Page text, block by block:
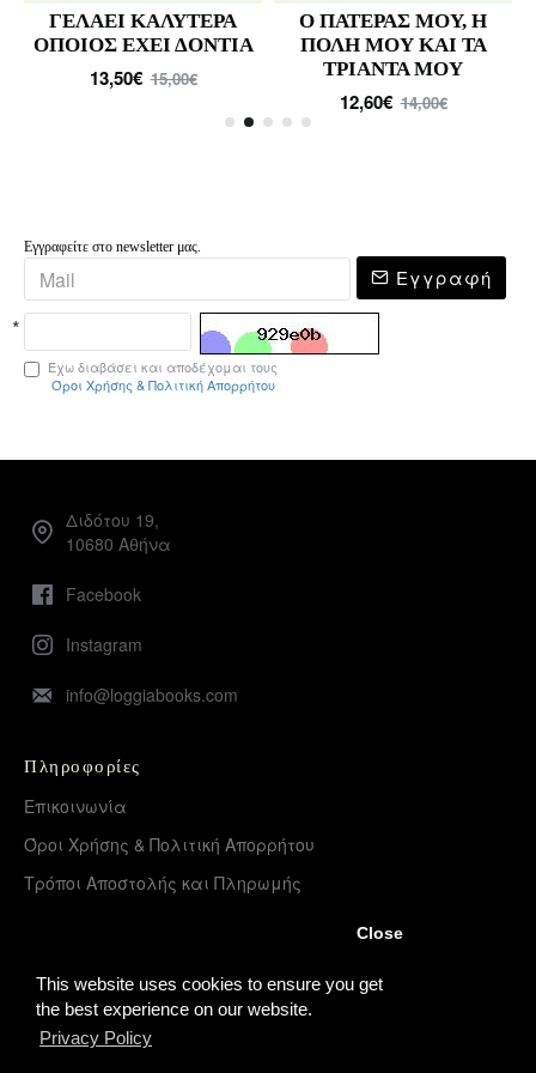
This website uses cookies to ensure you get
the best experience on our website.
Privacy Policy
Close
ΓΕΛΑΕΙ ΚΑΛΥΤΕΡΑ
ΟΠΟΙΟΣ ΕΧΕΙ ΔΟΝΤΙΑ
13,50€ 15,00€
Ο ΠΑΤΕΡΑΣ ΜΟΥ, Η
ΠΟΛΗ ΜΟΥ ΚΑΙ ΤΑ
ΤΡΙΑΝΤΑ ΜΟΥ
12,60€ 14,00€
Εγγραφείτε στο newsletter μας.
Εγγραφή
Έχω διαβάσει και αποδέχομαι τους
Όροι Χρήσης & Πολιτική Απορρήτου
Διδότου 19,
10680 Αθήνα
Facebook
Instagram
info@loggiabooks.com
Πληροφορίες
Επικοινωνία
Όροι Χρήσης & Πολιτική Απορρήτου
Τρόποι Αποστολής και Πληρωμής
Λογαριασμός